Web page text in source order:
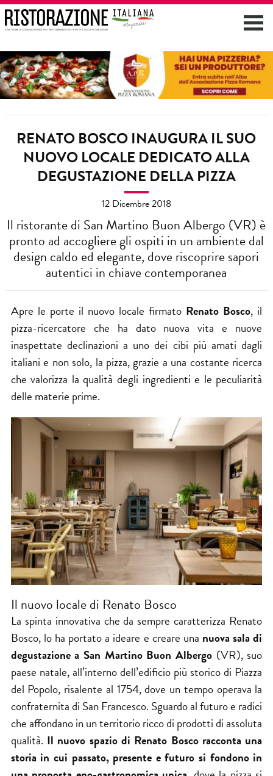
RENATO BOSCO INAUGURA IL SUO
NUOVO LOCALE DEDICATO ALLA
DEGUSTAZIONE DELLA PIZZA
12 Dicembre 2018
Il ristorante di San Martino Buon Albergo (VR) è
pronto ad accogliere gli ospiti in un ambiente dal
design caldo ed elegante, dove riscoprire sapori
autentici in chiave contemporanea
Apre le porte il nuovo locale firmato Renato Bosco, il
pizza-ricercatore che ha dato nuova vita e nuove
inaspettate declinazioni a uno dei cibi più amati dagli
italiani e non solo, la pizza, grazie a una costante ricerca
che valorizza la qualità degli ingredienti e le peculiarità
delle materie prime.
Il nuovo locale di Renato Bosco
La spinta innovativa che da sempre caratterizza Renato
Bosco, lo ha portato a ideare e creare una nuova sala di
degustazione a San Martino Buon Albergo (VR), suo
paese natale, all’interno dell’edificio più storico di Piazza
del Popolo, risalente al 1754, dove un tempo operava la
confraternita di San Francesco. Sguardo al futuro e radici
che affondano in un territorio ricco di prodotti di assoluta
qualità. Il nuovo spazio di Renato Bosco racconta una
storia in cui passato, presente e futuro si fondono in